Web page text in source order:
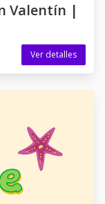
Valentín |
Ver detalles